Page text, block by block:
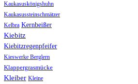
Kaukasuskönigshuhn
Kaukasussteinschmätzer
Kelbra Kernbeißer
Kiebitz
Kiebitzregenpfeifer
Kieswerke Berglern
Klappergrasmücke
Kleiber Kleine